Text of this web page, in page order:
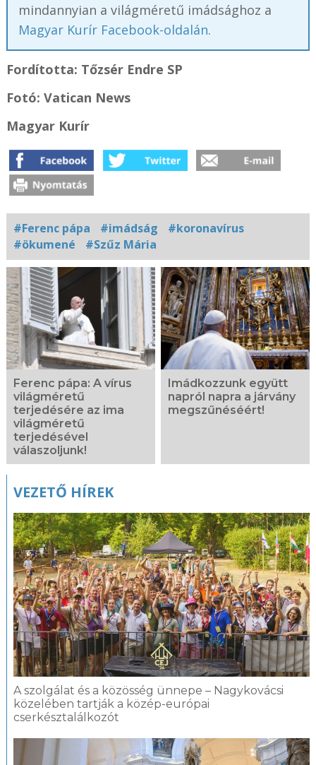
mindannyian a világméretű imádsághoz a
Magyar Kurír Facebook-oldalán.
Fordította: Tőzsér Endre SP
Fotó: Vatican News
Magyar Kurír
#Ferenc pápa #imádság
#koronavírus
#ökumené
#Szűz Mária
Kapcsolódó
fotógaléria
Ferenc pápa: A vírus
világméretű
terjedésére az ima
világméretű
terjedésével
válaszoljunk!
Imádkozzunk együtt
napról napra a járvány
megszűnéséért!
VEZETŐ HÍREK
A szolgálat és a közösség ünnepe – Nagykovácsi
közelében tartják a közép-európai
cserkésztalálkozót